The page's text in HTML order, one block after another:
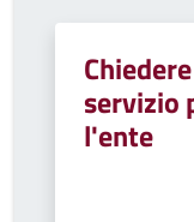
servizio
l'ente